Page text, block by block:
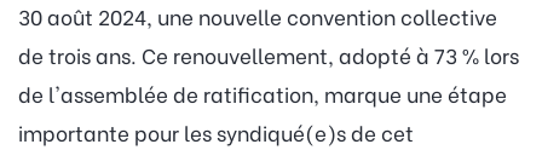
30 août 2024, une nouvelle convention collective
de trois ans. Ce renouvellement, adopté à 73 % lors
de l'assemblée de ratification, marque une étape
importante pour les syndiqué(e)s de cet